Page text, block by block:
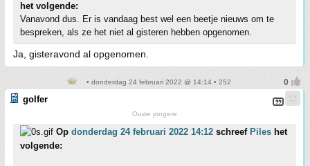
het volgende:
Vanavond dus. Er is vandaag best wel een beetje nieuws om te
bespreken, als ze het niet al gisteren hebben opgenomen.
Ja, gisteravond al opgenomen.
• donderdag 24 februari 2022 @ 14:14 • 252
golfer
Ouwe jongere
Op donderdag 24 februari 2022 14:12 schreef Piles het
volgende: